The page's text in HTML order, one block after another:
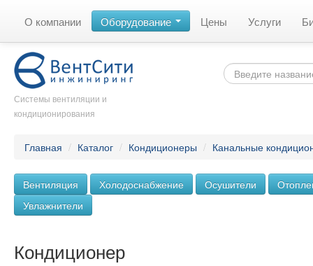
О компании Оборудование Цены Услуги
Системы вентиляции и
кондиционирования
Главная / Каталог / Кондиционеры / Канальные
Вентиляция Холодоснабжение Осушители
Увлажнители
Кондиционер